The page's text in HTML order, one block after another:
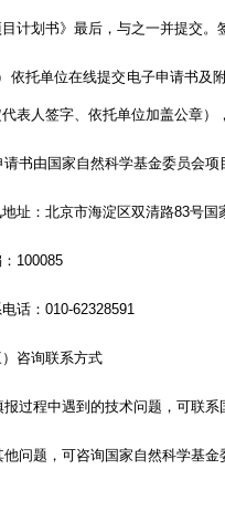
目计划书》最后，与之一并提交
托单位在线提交电子申请书及附
表人签字、依托单位加盖公章）
由国家自然科学基金委员会项
：北京市海淀区双清路83号国
100085
：010-62328591
询联系方式
程中遇到的技术问题，可联系
题，可咨询国家自然科学基金